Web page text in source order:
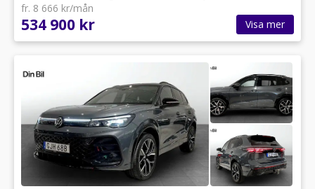
fr. 8 666 kr/mån
534 900 kr Visa mer